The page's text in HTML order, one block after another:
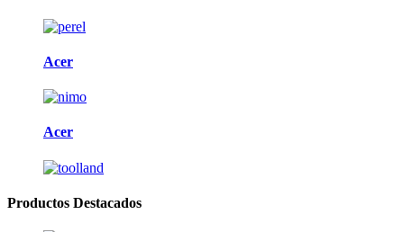
Acer
Acer
Productos Destacados